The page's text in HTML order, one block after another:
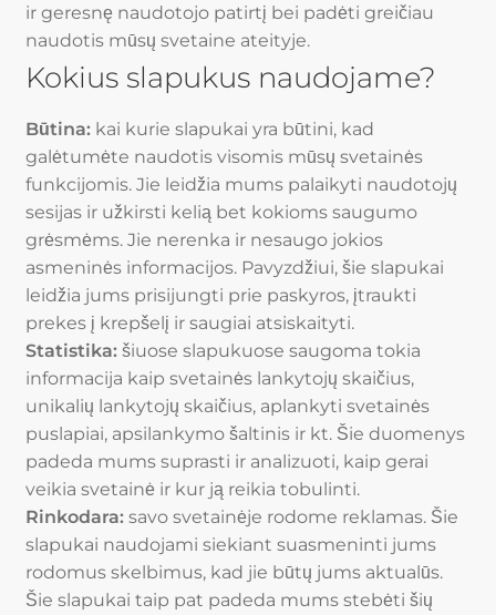
ir geresnę naudotojo patirtį bei padėti greičiau
naudotis mūsų svetaine ateityje.
Kokius slapukus naudojame?
Būtina:kai kurie slapukai yra būtini, kad
galėtumėte naudotis visomis mūsų svetainės
funkcijomis. Jie leidžia mums palaikyti naudotojų
sesijas ir užkirsti kelią bet kokioms saugumo
grėsmėms. Jie nerenka ir nesaugo jokios
asmeninės informacijos. Pavyzdžiui, šie slapukai
leidžia jums prisijungti prie paskyros, įtraukti
prekes į krepšelį ir saugiai atsiskaityti.
Statistika:šiuose slapukuose saugoma tokia
informacija kaip svetainės lankytojų skaičius,
unikalių lankytojų skaičius, aplankyti svetainės
puslapiai, apsilankymo šaltinis ir kt. Šie duomenys
padeda mums suprasti ir analizuoti, kaip gerai
veikia svetainė ir kur ją reikia tobulinti.
Rinkodara:savo svetainėje rodome reklamas. Šie
slapukai naudojami siekiant suasmeninti jums
rodomus skelbimus, kad jie būtų jums aktualūs.
Šie slapukai taip pat padeda mums stebėti šių